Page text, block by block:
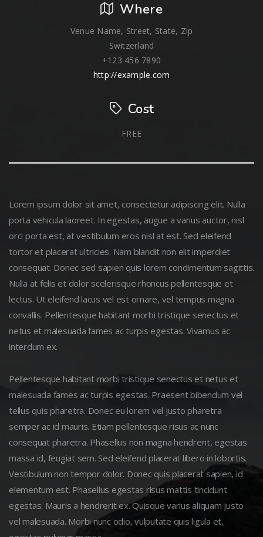
Where
Venue Name, Street, State, Zip
Switzerland
+123 456 7890
http://example.com
Cost
FREE
Lorem ipsum dolor sit amet, consectetur adipiscing elit. Nulla
porta vehicula laoreet. In egestas, augue a varius auctor, nisl
orci porta est, at vestibulum eros nisl at est. Sed eleifend
tortor et placerat ultricies. Nam blandit non elit imperdiet
consequat. Donec sed sapien quis lorem condimentum sagittis.
Nulla at felis et dolor scelerisque rhoncus pellentesque et
lectus. Ut eleifend lacus vel est ornare, vel tempus magna
convallis. Pellentesque habitant morbi tristique senectus et
netus et malesuada fames ac turpis egestas. Vivamus ac
interdum ex.
Pellentesque habitant morbi tristique senectus et netus et
malesuada fames ac turpis egestas. Praesent bibendum vel
tellus quis pharetra. Donec eu lorem vel justo pharetra
semper ac id mauris. Etiam pellentesque risus ac nunc
consequat pharetra. Phasellus non magna hendrerit, egestas
massa id, feugiat sem. Sed eleifend placerat libero in lobortis.
Vestibulum non tempor dolor. Donec quis placerat sapien, id
elementum est. Phasellus egestas risus mattis tincidunt
egestas. Mauris a hendrerit ex. Quisque varius aliquam justo
vel malesuada. Morbi nunc odio, vulputate quis ligula et,